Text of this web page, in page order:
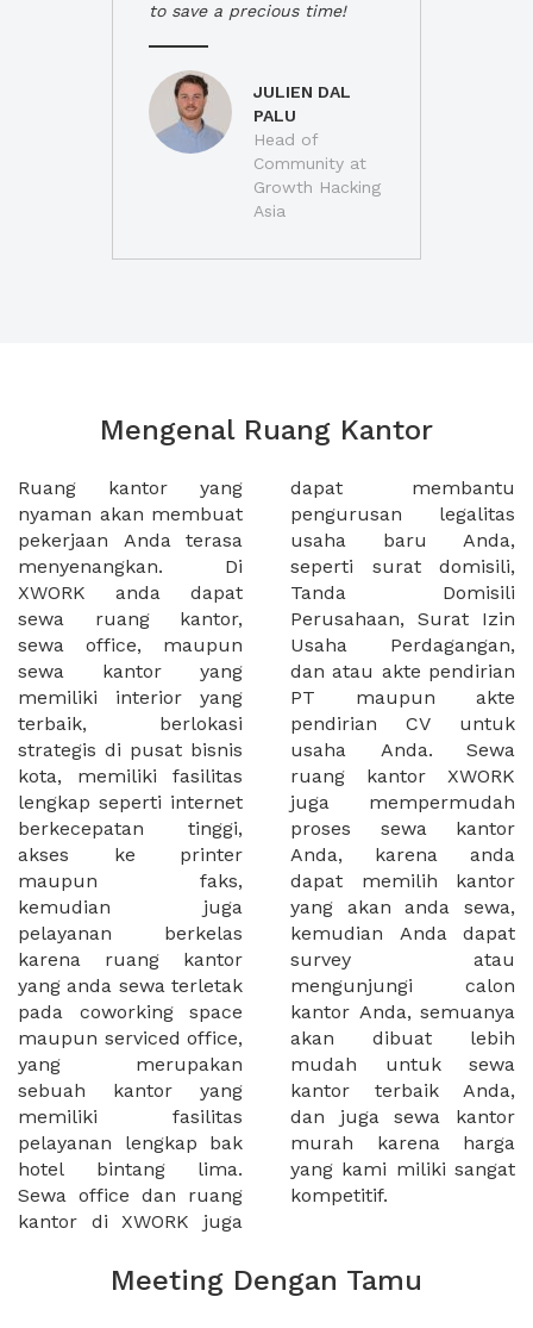
to save a precious time!
JULIEN DAL
PALU
Head of
Community at
Growth Hacking
Asia
Mengenal Ruang Kantor
Ruang kantor yang
nyaman akan membuat
pekerjaan Anda terasa
menyenangkan. Di
XWORK anda dapat
sewa ruang kantor,
sewa office, maupun
sewa kantor yang
memiliki interior yang
terbaik, berlokasi
strategis di pusat bisnis
kota, memiliki fasilitas
lengkap seperti internet
berkecepatan tinggi,
akses ke printer
maupun faks,
kemudian juga
pelayanan berkelas
karena ruang kantor
yang anda sewa terletak
pada coworking space
maupun serviced office,
yang merupakan
sebuah kantor yang
memiliki fasilitas
pelayanan lengkap bak
hotel bintang lima.
Sewa office dan ruang
kantor di XWORK juga
dapat membantu
pengurusan legalitas
usaha baru Anda,
seperti surat domisili,
Tanda Domisili
Perusahaan, Surat Izin
Usaha Perdagangan,
dan atau akte pendirian
PT maupun akte
pendirian CV untuk
usaha Anda. Sewa
ruang kantor XWORK
juga mempermudah
proses sewa kantor
Anda, karena anda
dapat memilih kantor
yang akan anda sewa,
kemudian Anda dapat
survey atau
mengunjungi calon
kantor Anda, semuanya
akan dibuat lebih
mudah untuk sewa
kantor terbaik Anda,
dan juga sewa kantor
murah karena harga
yang kami miliki sangat
kompetitif.
Meeting Dengan Tamu